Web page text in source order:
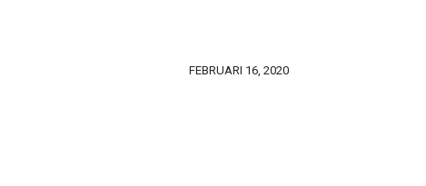
FEBRUARI 16, 2020